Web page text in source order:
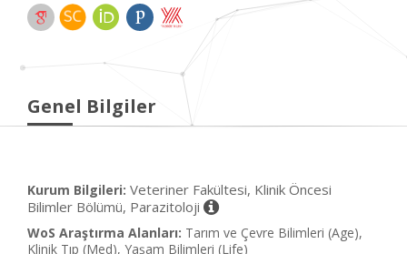
Genel Bilgiler
Kurum Bilgileri: Veteriner Fakültesi, Klinik Öncesi
Bilimler Bölümü, Parazitoloji
WoS Araştırma Alanları: Tarım ve Çevre Bilimleri (Age),
Klinik Tıp (Med), Yaşam Bilimleri (Life)